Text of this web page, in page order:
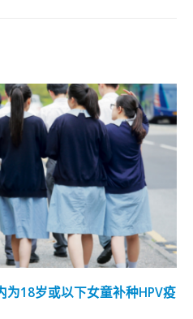
16
香港将发布虚拟资产发展